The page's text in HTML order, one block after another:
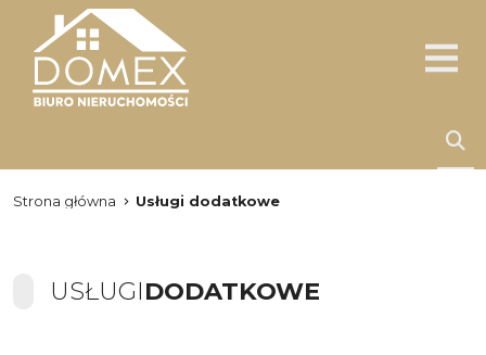
Strona główna Usługi dodatkowe
USŁUGIDODATKOWE